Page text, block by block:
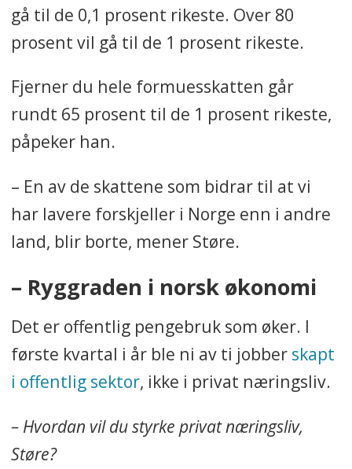
gå til de 0,1 prosent rikeste. Over 80
prosent vil gå til de 1 prosent rikeste.
Fjerner du hele formuesskatten går
rundt 65 prosent til de 1 prosent rikeste,
påpeker han.
– En av de skattene som bidrar til at vi
har lavere forskjeller i Norge enn i andre
land, blir borte, mener Støre.
– Ryggraden i norsk økonomi
Det er offentlig pengebruk som øker. I
første kvartal i år ble ni av ti jobber skapt
i offentlig sektor, ikke i privat næringsliv.
– Hvordan vil du styrke privat næringsliv,
Støre?